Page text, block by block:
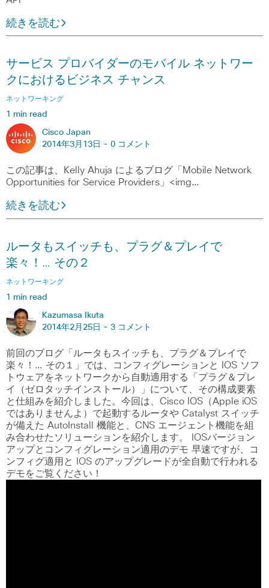
続きを読む
サービス プロバイダーのモバイル ネットワー
クにおけるビジネス チャンス
ネットワーキング
1 min read
Cisco Japan
2014年3月13日 - 0 コメント
この記事は、Kelly Ahuja によるブログ「Mobile Network
Opportunities for Service Providers」<img…
続きを読む
ルータもスイッチも、プラグ＆プレイで
楽々！… その２
ネットワーキング
1 min read
Kazumasa Ikuta
2014年2月25日 - 3 コメント
前回のブログ「ルータもスイッチも、プラグ＆プレイで
楽々！… その１」では、コンフィグレーションと IOS ソフ
トウェアをネットワークから自動適用する「プラグ＆プレ
イ（ゼロタッチインストール）」について、その構成要素
と仕組みを紹介しました。今回は、Cisco IOS（Apple iOS
ではありませんよ）で起動するルータや Catalyst スイッチ
が備えた AutoInstall 機能と、CNS エージェント機能を組
み合わせたソリューションを紹介します。 IOSバージョン
アップとコンフィグレーション適用のデモ 早速ですが、コ
ンフィグ適用と IOS のアップグレードが全自動で行われる
デモをご覧ください！